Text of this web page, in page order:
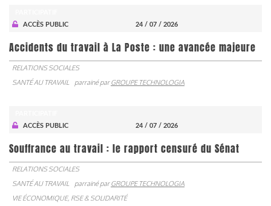
ACCÈS PUBLIC
24 / 07 / 2026
Accidents du travail à La Poste : une avancée majeure
RELATIONS SOCIALES
SANTÉ AU TRAVAIL
parrainé parGROUPE TECHNOLOGIA
ACCÈS PUBLIC
24 / 07 / 2026
Souffrance au travail : le rapport censuré du Sénat
RELATIONS SOCIALES
SANTÉ AU TRAVAIL
parrainé parGROUPE TECHNOLOGIA
VIE ÉCONOMIQUE, RSE & SOLIDARITÉ